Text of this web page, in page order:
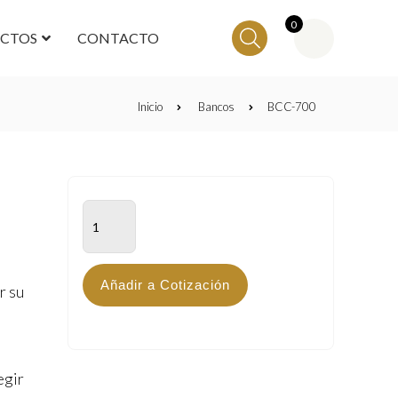
CONTACTO
0
Inicio Bancos BCC-700
su
BCC-
700
Añadir a Cotización